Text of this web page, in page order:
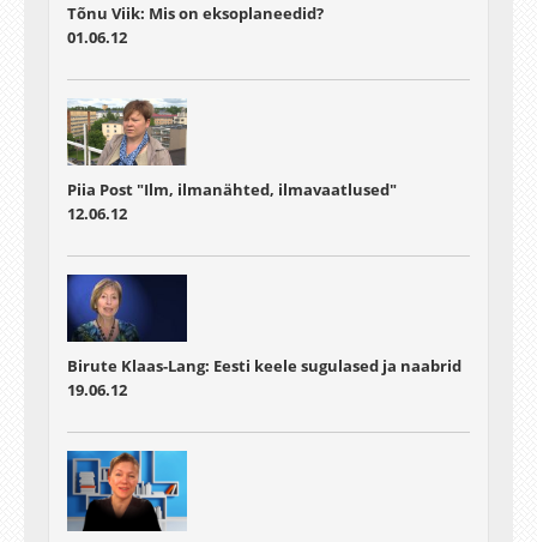
Tõnu Viik: Mis on eksoplaneedid?
01.06.12
Piia Post "Ilm, ilmanähted, ilmavaatlused"
12.06.12
Birute Klaas-Lang: Eesti keele sugulased ja naabrid
19.06.12